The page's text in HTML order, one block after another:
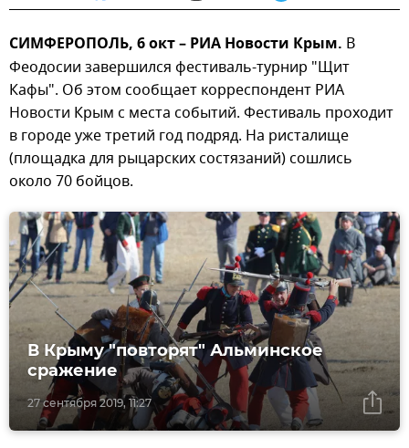
СИМФЕРОПОЛЬ, 6 окт – РИА Новости Крым. В
Феодосии завершился фестиваль-турнир "Щит
Кафы". Об этом сообщает корреспондент РИА
Новости Крым с места событий. Фестиваль проходит
в городе уже третий год подряд. На ристалище
(площадка для рыцарских состязаний) сошлись
около 70 бойцов.
27 сентября 2019, 11:27
В Крыму "повторят" Альминское
сражение